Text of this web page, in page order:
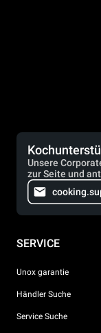
Unsere
zur Seite und
SERVICE
Unox garantie
Händler Suche
Service Suche